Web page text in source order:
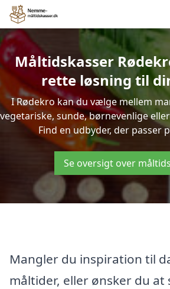
Måltidskasser
rette løsning til
I Rødekro kan du vælge mellem
vegetariske, sunde, børnevenlige
Find en udbyder, der passer
Se oversigt over
Mangler du inspiration til
måltider, eller ønsker du at